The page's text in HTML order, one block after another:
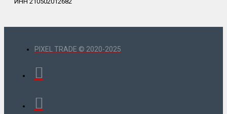
PIXEL TRADE © 2020-2025